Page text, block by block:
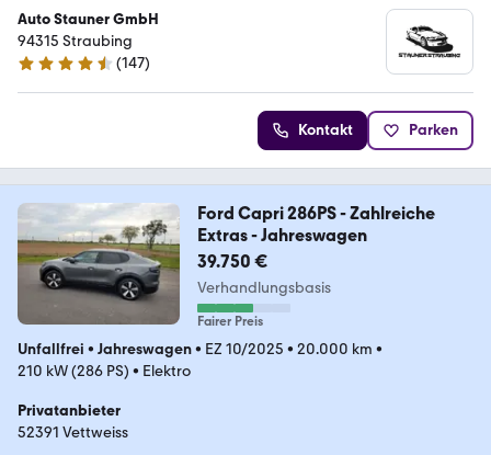
Auto Stauner GmbH
94315 Straubing
4.6 Sterne
(147)
Kontakt Parken
Ford Capri 286PS - Zahlreiche
Extras - Jahreswagen
39.750 €
Verhandlungsbasis
Fairer Preis
Unfallfrei • Jahreswagen• EZ 10/2025 • 20.000 km •
210 kW (286 PS) • Elektro
Privatanbieter
52391 Vettweiss